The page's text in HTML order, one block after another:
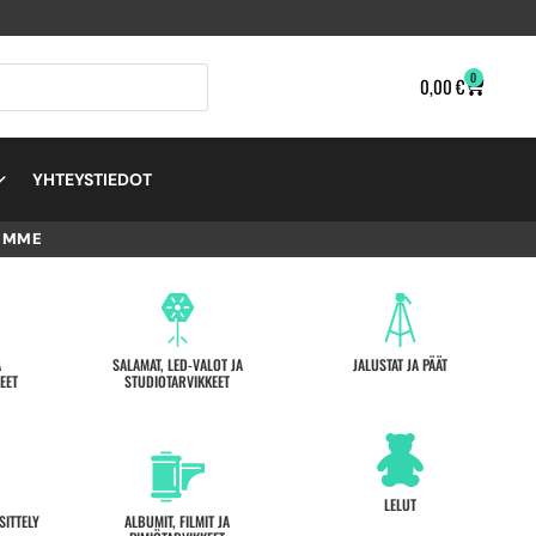
0,00€ 0
YHTEYSTIEDOT
SALAMAT, LED-VALOT JA
STUDIOTARVIKKEET
ALBUMIT, FILMIT JA
JALUSTAT JA PÄÄT
LELUT